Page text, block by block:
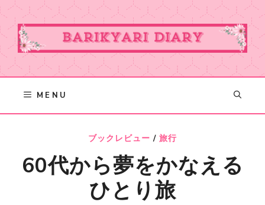
Skip
to
content
MENU
ブックレビュー / 旅行
60代から夢をかなえる
ひとり旅